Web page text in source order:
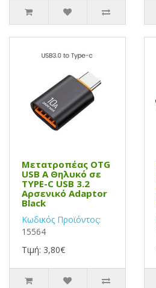
Μετατροπέας OTG
USB Α Θηλυκό σε
TYPE-C USB 3.2
Αρσενικό Adaptor
Black
Κωδικός Προϊόντος:
15564
Τιμή: 3,80€